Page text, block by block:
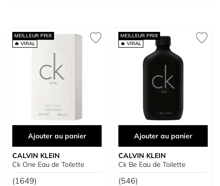
MEILLEUR PRIX
🔥 VIRAL
Ajouter au panier
CALVIN KLEIN
Ck One Eau de Toilette
(1649)
MEILLEUR PRIX
🔥 VIRAL
Ajouter au panier
CALVIN KLEIN
Ck Be Eau de Toilette
(546)